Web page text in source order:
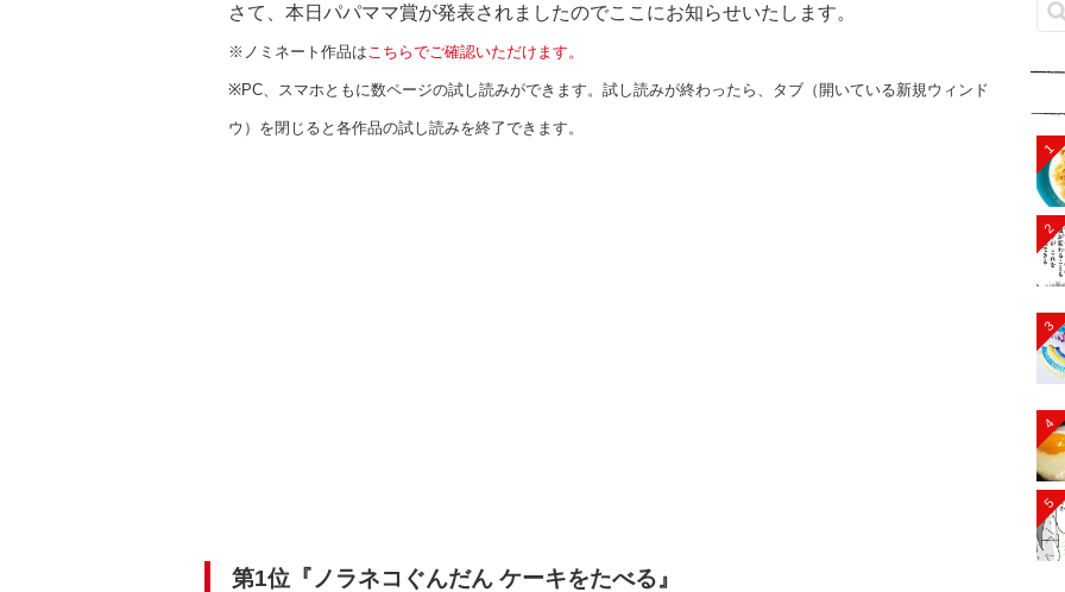
さて、本日パパママ賞が発表されましたのでここにお知らせいたします。
※ノミネート作品は こちらでご確認いただけます。
※PC 、スマホともに数ページの試し読みができます。試し読みが終わったら、タブ（開いている新規ウィンド
ウ）を閉じると各作品の試し読みを終了できます。
第1位『ノラネコぐんだん ケーキをたべる』
1
2
3
4
5